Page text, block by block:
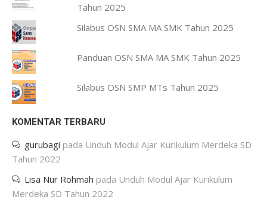
Tahun 2025
Silabus OSN SMA MA SMK Tahun 2025
Panduan OSN SMA MA SMK Tahun 2025
Silabus OSN SMP MTs Tahun 2025
KOMENTAR TERBARU
gurubagi pada Unduh Modul Ajar Kurikulum Merdeka SD
Tahun 2022
Lisa Nur Rohmah pada Unduh Modul Ajar Kurikulum
Merdeka SD Tahun 2022